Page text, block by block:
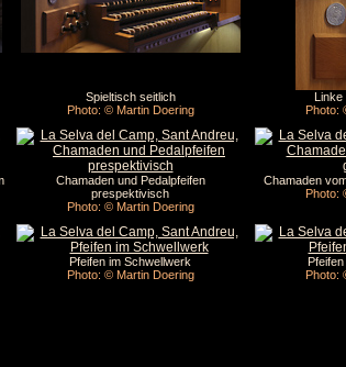
Spieltisch seitlich
Photo: © Martin Doering
Linke
Photo:
Chamaden und Pedalpfeifen
prespektivisch
Photo: © Martin Doering
Chamaden
Photo:
Pfeifen im Schwellwerk
Photo: © Martin Doering
Photo: